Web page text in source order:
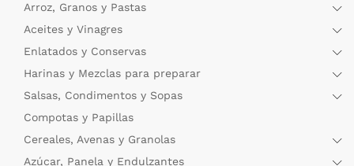
Arroz, Granos y Pastas
Aceites y Vinagres
Enlatados y Conservas
Harinas y Mezclas para preparar
Salsas, Condimentos y Sopas
Compotas y Papillas
Cereales, Avenas y Granolas
Azúcar, Panela y Endulzantes